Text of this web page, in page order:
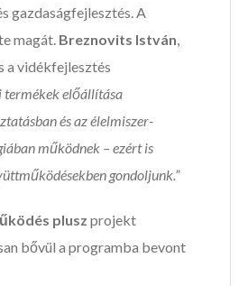
gazdaságfejlesztés. A
magát. Breznovits István,
a vidékfejlesztés
termékek előállítása
és az élelmiszer-
működnek – ezért is
gondoljunk.”
plusz projekt
bővül a programba bevont